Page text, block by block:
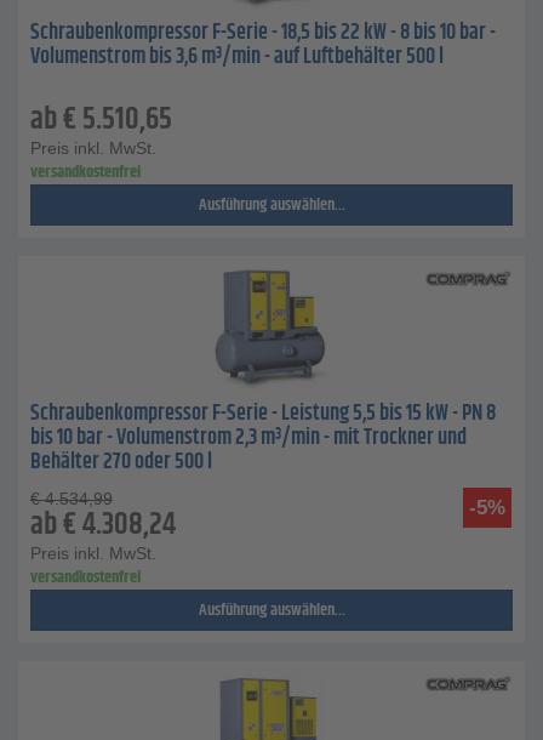
Schraubenkompressor F-Serie - 18,5 bis 22 kW - 8 bis 10 bar -
Volumenstrom bis 3,6 m³/min - auf Luftbehälter 500 l
ab€5.510,65
Preis inkl. MwSt.
versandkostenfrei
Ausführung auswählen...
Schraubenkompressor F-Serie - Leistung 5,5 bis 15 kW - PN 8
bis 10 bar - Volumenstrom 2,3 m³/min - mit Trockner und
Behälter 270 oder 500 l
-5%
€ 4.534,99
ab€4.308,24
Preis inkl. MwSt.
versandkostenfrei
Ausführung auswählen...